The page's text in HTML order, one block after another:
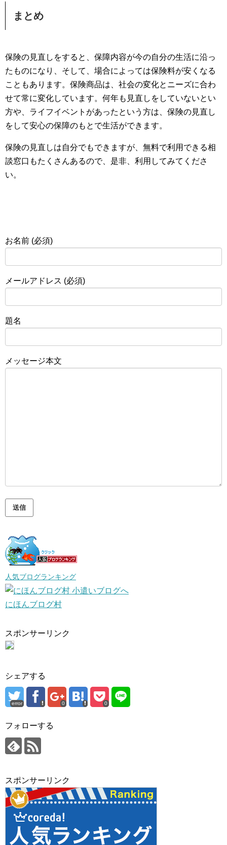
まとめ
保険の見直しをすると、保障内容が今の自分の生活に沿っ
たものになり、そして、場合によっては保険料が安くなる
こともあります。保険商品は、社会の変化とニーズに合わ
せて常に変化しています。何年も見直しをしていないとい
方や、ライフイベントがあったという方は、保険の見直し
をして安心の保障のもとで生活ができます。
保険の見直しは自分でもできますが、無料で利用できる相
談窓口もたくさんあるので、是非、利用してみてくださ
い。
お名前 (必須)
メールアドレス (必須)
題名
メッセージ本文
人気ブログランキング
にほんブログ村
スポンサーリンク
シェアする
error 0 0
フォローする
スポンサーリンク